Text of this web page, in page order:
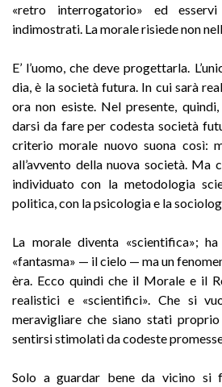
«retro interrogatorio» ed esservi
indimostrati. La morale risiede non
E’ l’uomo, che deve progettarla.
dia, è la società fu­tura. In cui sarà
ora non esiste. Nel presente,
darsi da fare per codesta società
criterio morale nuovo suona così:
all’avvento della nuova società. Ma
individuato con la metodologia
politica, con la psicologia e la
La morale diventa «scientifica»;
«fantasma» — il cielo — ma un
èra. Ecco quindi che il Morale e il
realistici e «scientifici». Che si
meravigliare che siano stati
sentirsi stimolati da codeste
Solo a guardar bene da vicino